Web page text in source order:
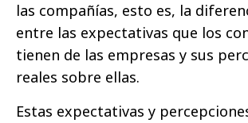
las compañías, esto es, la
entre las expectativas que los
tienen de las empresas y sus
reales sobre ellas.
Estas expectativas y